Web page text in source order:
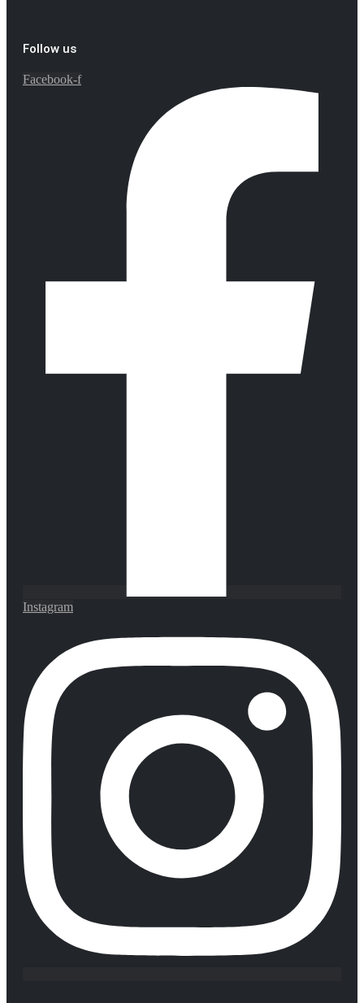
Follow us
Facebook-f
Instagram